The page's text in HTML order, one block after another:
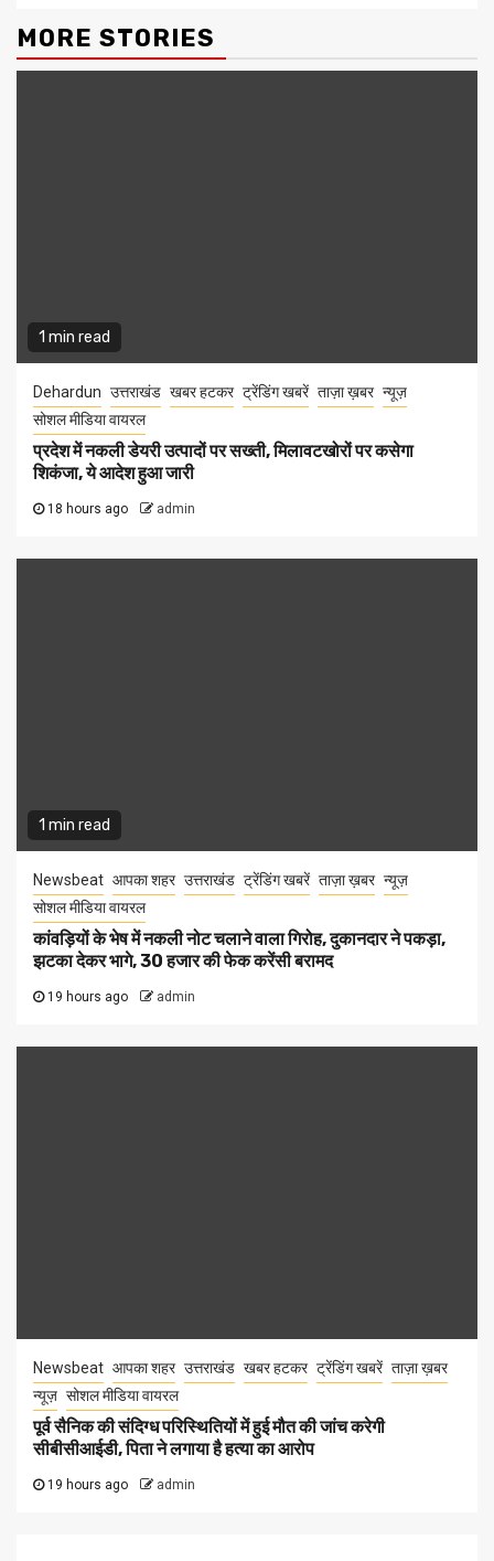
MORE STORIES
1 min read
Dehardun उत्तराखंड खबर हटकर ट्रेंडिंग खबरें ताज़ा ख़बर न्यूज़
सोशल मीडिया वायरल
प्रदेश में नकली डेयरी उत्पादों पर सख्ती, मिलावटखोरों पर कसेगा
शिकंजा, ये आदेश हुआ जारी
18 hours ago admin
1 min read
Newsbeat आपका शहर उत्तराखंड ट्रेंडिंग खबरें ताज़ा ख़बर न्यूज़
सोशल मीडिया वायरल
कांवड़ियों के भेष में नकली नोट चलाने वाला गिरोह, दुकानदार ने पकड़ा,
झटका देकर भागे, 30 हजार की फेक करेंसी बरामद
19 hours ago admin
Newsbeat आपका शहर उत्तराखंड खबर हटकर ट्रेंडिंग खबरें ताज़ा ख़बर
न्यूज़ सोशल मीडिया वायरल
पूर्व सैनिक की संदिग्ध परिस्थितियों में हुई मौत की जांच करेगी
सीबीसीआईडी, पिता ने लगाया है हत्या का आरोप
19 hours ago admin